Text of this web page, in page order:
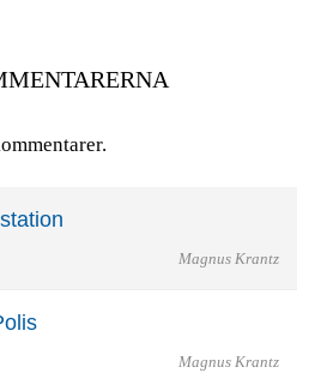
Magnus Krantz
Magnus Krantz